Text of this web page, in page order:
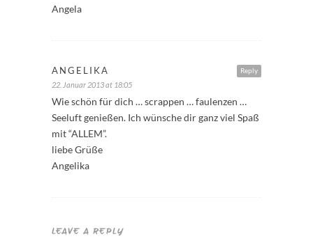
Angela
Reply
ANGELIKA
22. Januar 2013 at 18:05
Wie schön für dich … scrappen … faulenzen …
Seeluft genießen. Ich wünsche dir ganz viel Spaß
mit “ALLEM”.
liebe Grüße
Angelika
LEAVE A REPLY